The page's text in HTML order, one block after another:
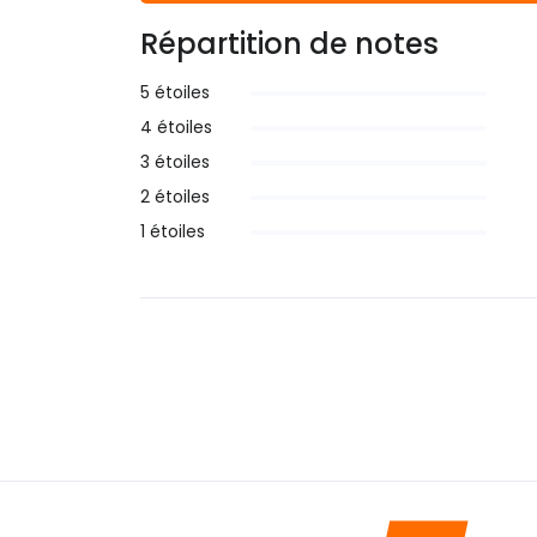
Répartition de notes
5 étoiles
4 étoiles
3 étoiles
2 étoiles
1 étoiles